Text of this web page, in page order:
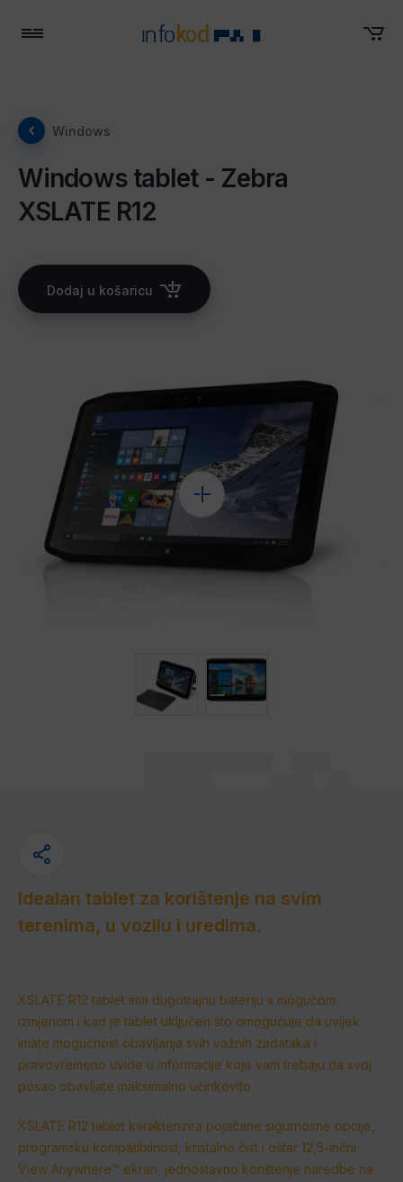
Windows
Windows tablet - Zebra
XSLATE R12
Dodaj u košaricu
Idealan tablet za korištenje na svim
terenima, u vozilu i uredima.
XSLATE R12 tablet ima dugotrajnu bateriju s mogućom
izmjenom i kad je tablet uključen što omogućuje da uvijek
imate mogućnost obavljanja svih važnih zadataka i
pravovremeno uvide u informacije koje vam trebaju da svoj
posao obavljate maksimalno učinkovito.
XSLATE R12 tablet karakterizira pojačane sigurnosne opcije,
programsku kompatibilnost, kristalno čist i oštar 12,5-inčni
View Anywhere™ ekran, jednostavno korištenje naredbe na